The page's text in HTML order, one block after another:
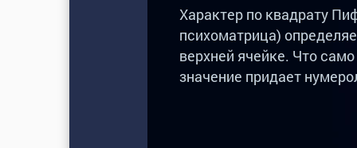
Характер по квадрату
психоматрица)
верхней ячейке. Что
значение придает